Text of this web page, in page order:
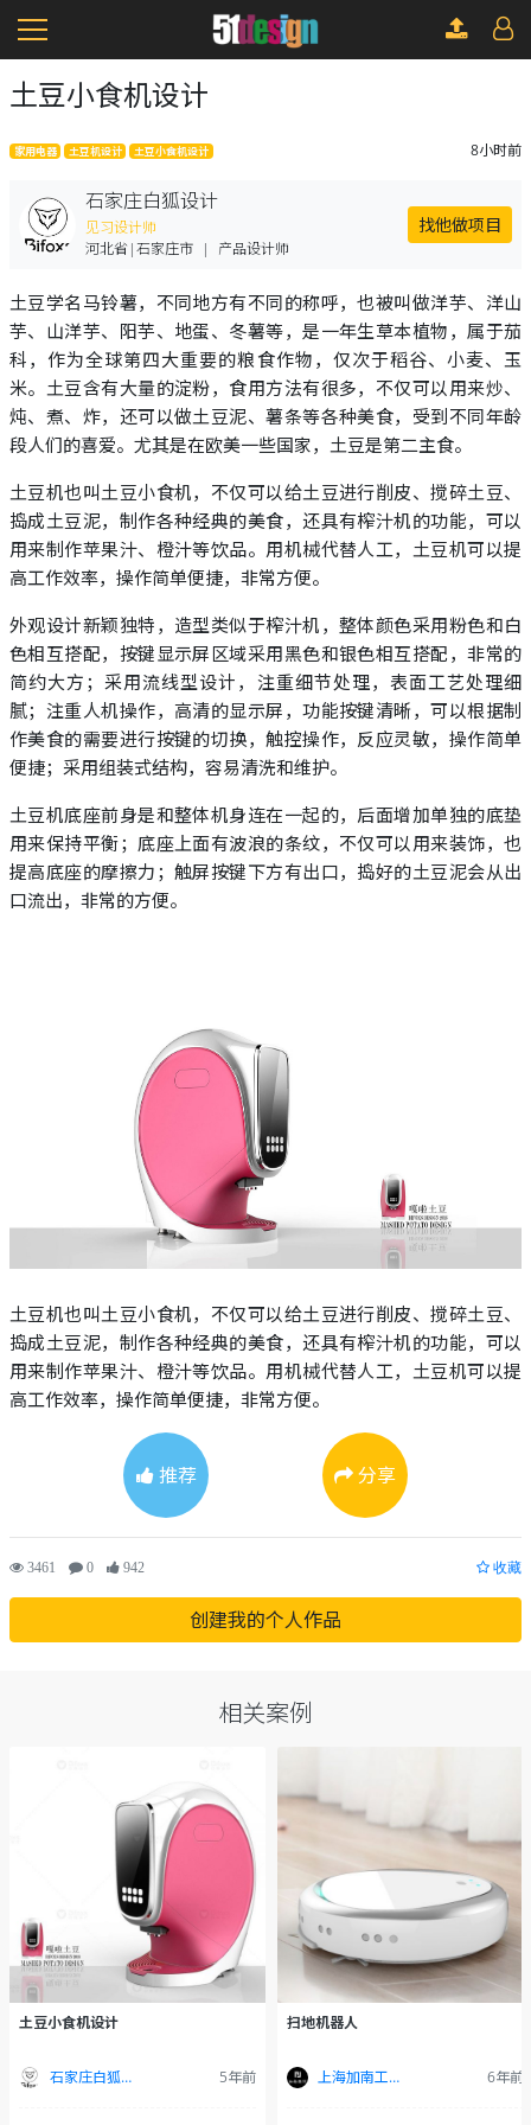
土豆小食机设计
家用电器 土豆机设计 土豆小食机设计 8小时前
石家庄白狐设计
见习设计师
河北省|石家庄市 | 产品设计师
找他做项目
土豆学名马铃薯，不同地方有不同的称呼，也被叫做洋芋、洋山
芋、山洋芋、阳芋、地蛋、冬薯等，是一年生草本植物，属于茄
科，作为全球第四大重要的粮食作物，仅次于稻谷、小麦、玉
米。土豆含有大量的淀粉，食用方法有很多，不仅可以用来炒、
炖、煮、炸，还可以做土豆泥、薯条等各种美食，受到不同年龄
段人们的喜爱。尤其是在欧美一些国家，土豆是第二主食。
土豆机也叫土豆小食机，不仅可以给土豆进行削皮、搅碎土豆、
捣成土豆泥，制作各种经典的美食，还具有榨汁机的功能，可以
用来制作苹果汁、橙汁等饮品。用机械代替人工，土豆机可以提
高工作效率，操作简单便捷，非常方便。
外观设计新颖独特，造型类似于榨汁机，整体颜色采用粉色和白
色相互搭配，按键显示屏区域采用黑色和银色相互搭配，非常的
简约大方；采用流线型设计，注重细节处理，表面工艺处理细
腻；注重人机操作，高清的显示屏，功能按键清晰，可以根据制
作美食的需要进行按键的切换，触控操作，反应灵敏，操作简单
便捷；采用组装式结构，容易清洗和维护。
土豆机底座前身是和整体机身连在一起的，后面增加单独的底垫
用来保持平衡；底座上面有波浪的条纹，不仅可以用来装饰，也
提高底座的摩擦力；触屏按键下方有出口，捣好的土豆泥会从出
口流出，非常的方便。
土豆机也叫土豆小食机，不仅可以给土豆进行削皮、搅碎土豆、
捣成土豆泥，制作各种经典的美食，还具有榨汁机的功能，可以
用来制作苹果汁、橙汁等饮品。用机械代替人工，土豆机可以提
高工作效率，操作简单便捷，非常方便。
推荐 分享
3461 0 942 收藏
创建我的个人作品
相关案例
土豆小食机设计
石家庄白狐设计 5年前
扫地机器人
上海加南工业设计有限公司 6年前